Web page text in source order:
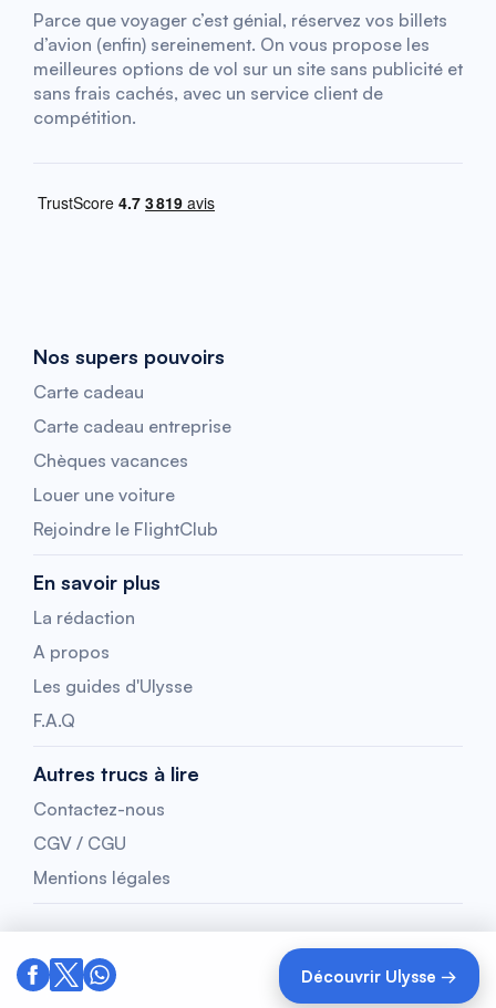
Découvrir Ulysse →
Parce que voyager c’est génial, réservez vos billets
d’avion (enfin) sereinement. On vous propose les
meilleures options de vol sur un site sans publicité et
sans frais cachés, avec un service client de
compétition.
Nos supers pouvoirs
Carte cadeau
Carte cadeau entreprise
Chèques vacances
Louer une voiture
Rejoindre le FlightClub
En savoir plus
La rédaction
A propos
Les guides d'Ulysse
F.A.Q
Autres trucs à lire
Contactez-nous
CGV / CGU
Mentions légales